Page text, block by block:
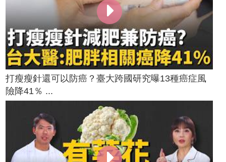
打瘦瘦針還可以防癌？臺大跨國研究曝13種癌症風
險降41％ ...